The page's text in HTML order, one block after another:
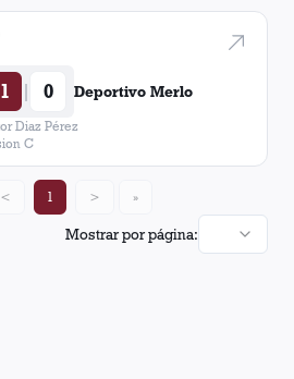
1 | 0 Deportivo Merlo
Diaz Pérez
C
Mostrar por página:
< 1 > »